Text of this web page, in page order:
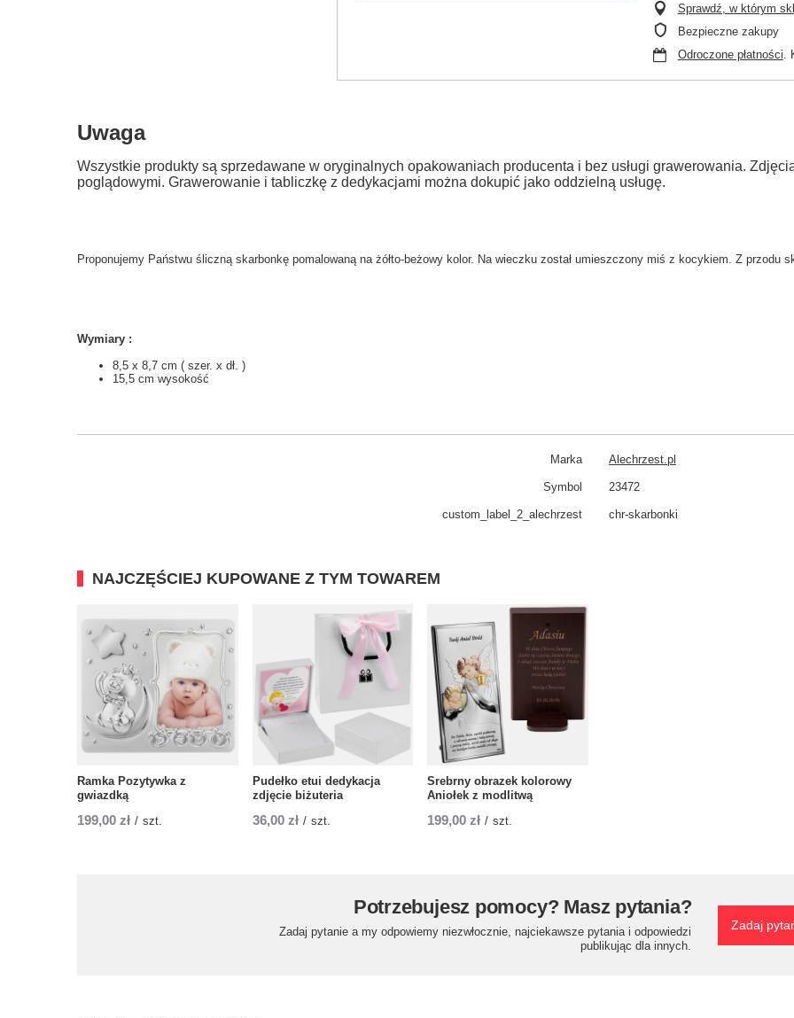
Sprawdź, w którym
Bezpieczne zakupy
Odroczone płatności.
Uwaga
Wszystkie produkty są sprzedawane w oryginalnych opakowaniach producenta i bez usługi grawerowania.
poglądowymi. Grawerowanie i tabliczkę z dedykacjami można dokupić jako oddzielną usługę.
Proponujemy Państwu śliczną skarbonkę pomalowaną na żółto-beżowy kolor. Na wieczku został umieszczony miś z kocykiem. Z przodu
Wymiary :
8,5 x 8,7 cm ( szer. x dł. )
15,5 cm wysokość
Marka Alechrzest.pl
Symbol 23472
custom_​label_​2_alechrzest chr-skarbonki
NAJCZĘŚCIEJ KUPOWANE Z TYM TOWAREM
Ramka Pozytywka z
gwiazdką
199,00 zł / szt.
Pudełko etui dedykacja
zdjęcie biżuteria
36,00 zł / szt.
Srebrny obrazek kolorowy
Aniołek z modlitwą
199,00 zł / szt.
Potrzebujesz pomocy? Masz pytania?
Zadaj pytanie a my odpowiemy niezwłocznie, najciekawsze pytania i odpowiedzi
publikując dla innych.
Zadaj